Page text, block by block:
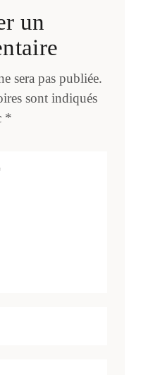
un
sera pas publiée.
sont indiqués
*